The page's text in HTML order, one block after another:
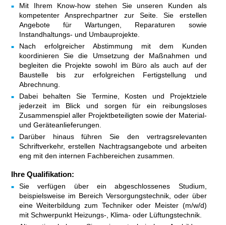
Mit Ihrem Know-how stehen Sie unseren Kunden als
kompetenter Ansprechpartner zur Seite. Sie erstellen
Angebote für Wartungen, Reparaturen sowie
Instandhaltungs- und Umbauprojekte.
Nach erfolgreicher Abstimmung mit dem Kunden
koordinieren Sie die Umsetzung der Maßnahmen und
begleiten die Projekte sowohl im Büro als auch auf der
Baustelle bis zur erfolgreichen Fertigstellung und
Abrechnung.
Dabei behalten Sie Termine, Kosten und Projektziele
jederzeit im Blick und sorgen für ein reibungsloses
Zusammenspiel aller Projektbeteiligten sowie der Material-
und Geräteanlieferungen.
Darüber hinaus führen Sie den vertragsrelevanten
Schriftverkehr, erstellen Nachtragsangebote und arbeiten
eng mit den internen Fachbereichen zusammen.
Ihre Qualifikation:
Sie verfügen über ein abgeschlossenes Studium,
beispielsweise im Bereich Versorgungstechnik, oder über
eine Weiterbildung zum Techniker oder Meister (m/w/d)
mit Schwerpunkt Heizungs-, Klima- oder Lüftungstechnik.